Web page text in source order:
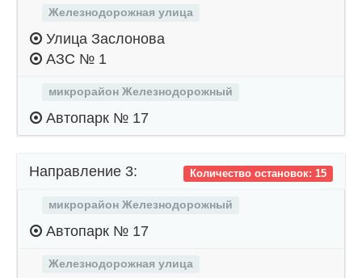
Железнодорожная улица
Улица Заслонова
АЗС № 1
микрорайон Железнодорожный
Автопарк № 17
Количество остановок: 15
Направление 3:
микрорайон Железнодорожный
Автопарк № 17
Железнодорожная улица